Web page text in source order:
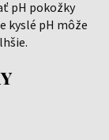
pH pokožky
kyslé pH môže